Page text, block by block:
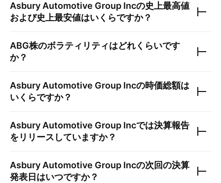
Asbury Automotive Group Incの史上最高値
および史上最安値はいくらですか？
ABG株のボラティリティはどれくらいです
か？
Asbury Automotive Group Incの時価総額は
いくらですか？
Asbury Automotive Group Incでは決算報告
をリリースしていますか？
Asbury Automotive Group Incの次回の決算
発表日はいつですか？